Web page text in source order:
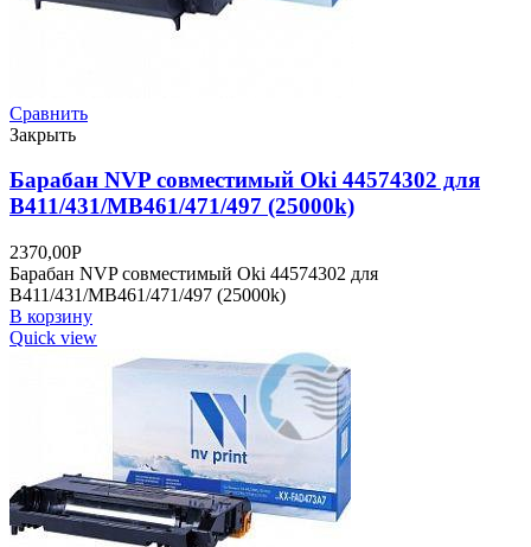
Сравнить
Закрыть
Барабан NVP совместимый Oki 44574302 для
B411/431/MB461/471/497 (25000k)
2370,00Р
Барабан NVP совместимый Oki 44574302 для
B411/431/MB461/471/497 (25000k)
В корзину
Quick view